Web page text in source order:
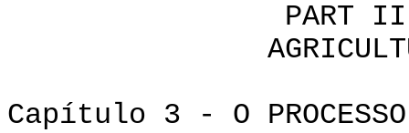
PART II:
AGRICULTURA
Capítulo 3 - O PROCESSO